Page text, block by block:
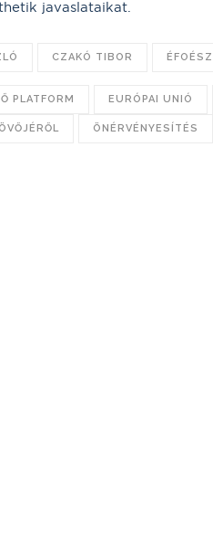
javaslataikat.
CZAKÓ TIBOR ÉFOÉSZ
PLATFORM EURÓPAI UNIÓ
ÖNÉRVÉNYESÍTÉS